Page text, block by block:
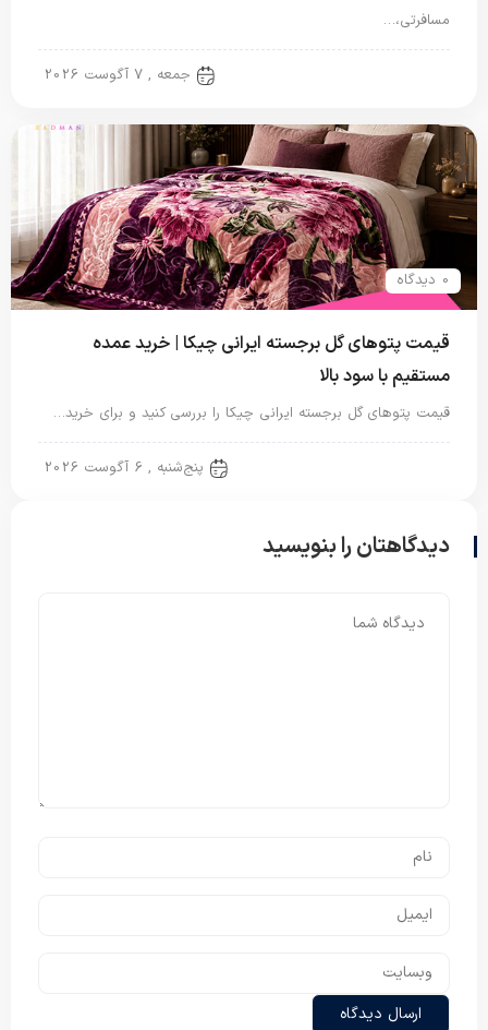
مسافرتی،…
جمعه , 7 آگوست 2026
0 دیدگاه
قیمت پتوهای گل برجسته ایرانی چیکا | خرید عمده
مستقیم با سود بالا
قیمت پتوهای گل برجسته ایرانی چیکا را بررسی کنید و برای خرید…
پنج‌شنبه , 6 آگوست 2026
دیدگاهتان را بنویسید